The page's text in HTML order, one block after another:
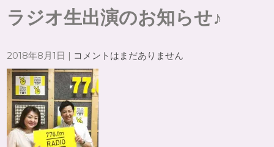
ラジオ生出演のお知らせ♪
2018年8月1日 | コメントはまだありません